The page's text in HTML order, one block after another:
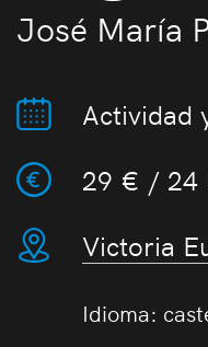
José María
Actividad
29 € /
Victoria
Idioma: